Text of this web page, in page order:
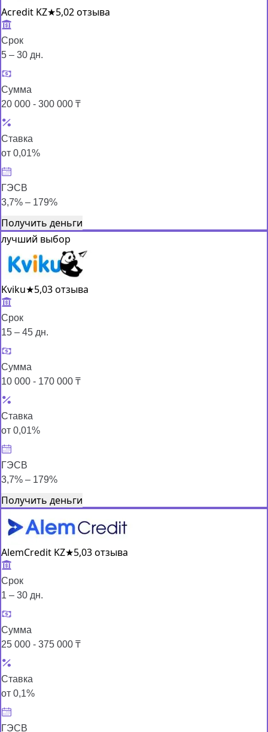
Acredit KZ★5,02 отзыва
Срок
5 – 30 дн.
Сумма
20 000 - 300 000 ₸
Ставка
от 0,01%
ГЭСВ
3,7% – 179%
Получить деньги
лучший выбор
Kviku★5,03 отзыва
Срок
15 – 45 дн.
Сумма
10 000 - 170 000 ₸
Ставка
от 0,01%
ГЭСВ
3,7% – 179%
Получить деньги
AlemCredit KZ★5,03 отзыва
Срок
1 – 30 дн.
Сумма
25 000 - 375 000 ₸
Ставка
от 0,1%
ГЭСВ